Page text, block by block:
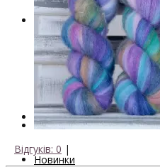
Блог про в'язання
Безкоштовні описи
Галерея в'язаних
VizEll
Поради та
Знижки
Новинки
Відгуків: 0 |